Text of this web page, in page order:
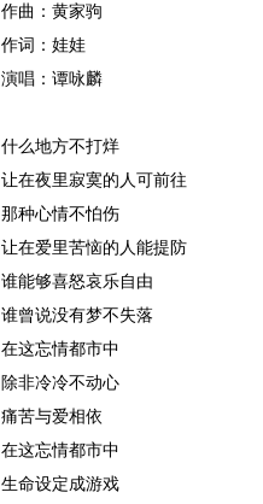
作曲：黄家驹
作词：娃娃
演唱：谭咏麟
什么地方不打烊
让在夜里寂寞的人可前往
那种心情不怕伤
让在爱里苦恼的人能提防
谁能够喜怒哀乐自由
谁曾说没有梦不失落
在这忘情都市中
除非冷冷不动心
痛苦与爱相依
在这忘情都市中
生命设定成游戏